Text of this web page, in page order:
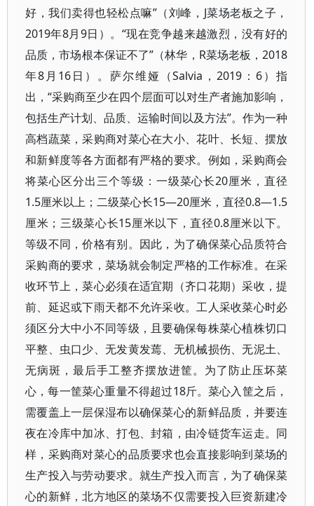
好，我们卖得也轻松点嘛”（刘峰，J菜场老板之子，
2019年8月9日）。“现在竞争越来越激烈，没有好的
品质，市场根本保证不了”（林华，R菜场老板，2018
年8月16日）。萨尔维娅（Salvia，2019：6）指
出，“采购商至少在四个层面可以对生产者施加影响，
包括生产计划、品质、运输时间以及方法”。作为一种
高档蔬菜，采购商对菜心在大小、花叶、长短、摆放
和新鲜度等各方面都有严格的要求。例如，采购商会
将菜心区分出三个等级：一级菜心长20厘米，直径
1.5厘米以上；二级菜心长15—20厘米，直径0.8—1.5
厘米；三级菜心长15厘米以下，直径0.8厘米以下。
等级不同，价格有别。因此，为了确保菜心品质符合
采购商的要求，菜场就会制定严格的工作标准。在采
收环节上，菜心必须在适宜期（齐口花期）采收，提
前、延迟或下雨天都不允许采收。工人采收菜心时必
须区分大中小不同等级，且要确保每株菜心植株切口
平整、虫口少、无发黄发蔫、无机械损伤、无泥土、
无病斑，最后手工整齐摆放进筐。为了防止压坏菜
心，每一筐菜心重量不得超过18斤。菜心入筐之后，
需覆盖上一层保湿布以确保菜心的新鲜品质，并要连
夜在冷库中加冰、打包、封箱，由冷链货车运走。同
样，采购商对菜心的品质要求也会直接影响到菜场的
生产投入与劳动要求。就生产投入而言，为了确保菜
心的新鲜，北方地区的菜场不仅需要投入巨资新建冷